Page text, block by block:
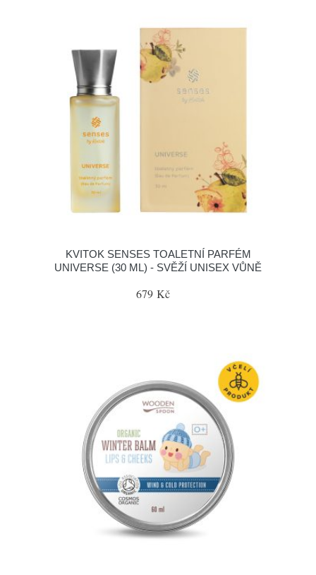
KVITOK SENSES TOALETNÍ PARFÉM
UNIVERSE (30 ML) - SVĚŽÍ UNISEX VŮNĚ
679 Kč